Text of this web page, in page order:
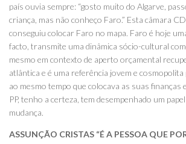
país ouvia sempre: “gosto muito do Algarve,
criança, mas não conheço Faro.” Esta câmara
conseguiu colocar Faro no mapa. Faro é hoje
facto, transmite uma dinâmica sócio-cultural
mesmo em contexto de aperto orçamental
atlântica e é uma referência jovem e cosmopolita
ao mesmo tempo que colocava as suas finanças
PP, tenho a certeza, tem desempenhado um
mudança.
ASSUNÇÃO CRISTAS “É A PESSOA QUE